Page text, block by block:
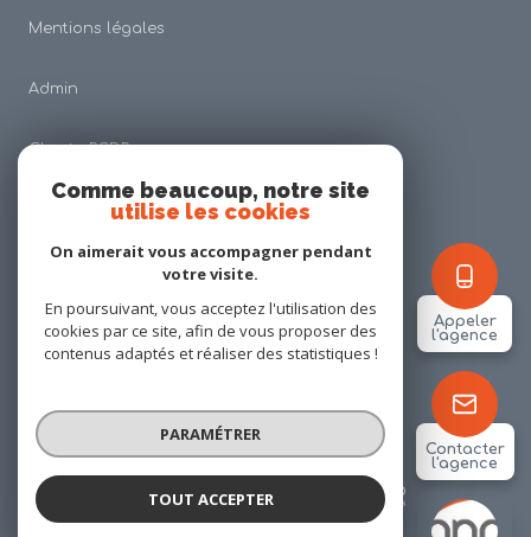
ANP IMMOBILIER
Appeler
l'agence
Contacter
l'agence
Mentions légales
Admin
Charte RGDP
Nos honoraires
Cookies
© 2026 | Tous droits réservés
Réalisé par
Comme beaucoup, notre site
utilise les cookies
On aimerait vous accompagner pendant
votre visite.
En poursuivant, vous acceptez l'utilisation des
cookies par ce site, afin de vous proposer des
contenus adaptés et réaliser des statistiques !
PARAMÉTRER
TOUT ACCEPTER